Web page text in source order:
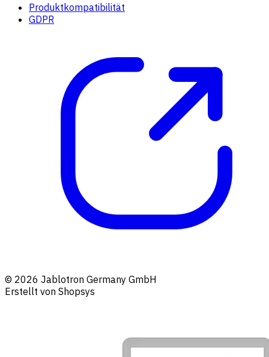
Produktkompatibilität
GDPR
© 2026 Jablotron Germany GmbH
Erstellt von Shopsys